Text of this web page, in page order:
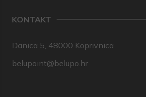
KONTAKT
Danica 5, 48000 Koprivnica
belupoint@belupo.hr